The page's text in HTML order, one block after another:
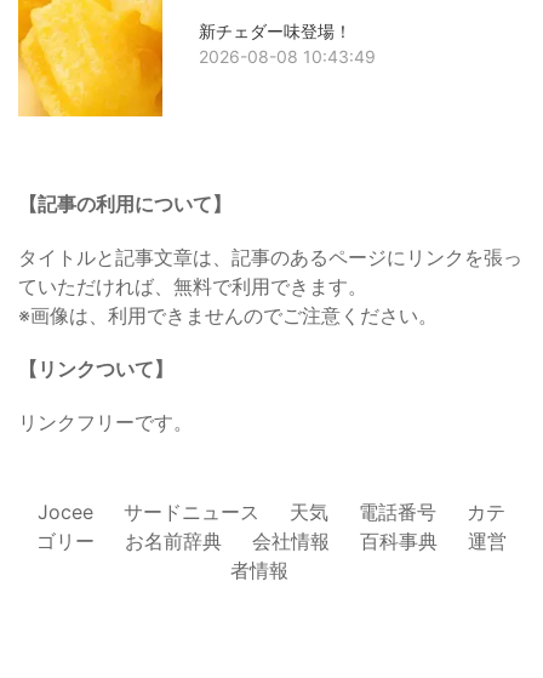
新チェダー味登場！
2026-08-08 10:43:49
【記事の利用について】
タイトルと記事文章は、記事のあるページにリンクを張っ
ていただければ、無料で利用できます。
※画像は、利用できませんのでご注意ください。
【リンクついて】
リンクフリーです。
Jocee サードニュース 天気 電話番号
カテ
ゴリー
お名前辞典 会社情報 百科事典
運営
者情報